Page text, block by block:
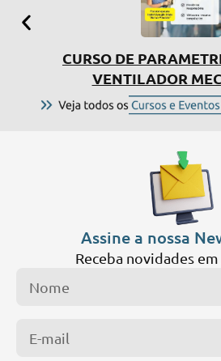
CURSO DE
VENTILADOR
Assine a nossa
Receba novidades em